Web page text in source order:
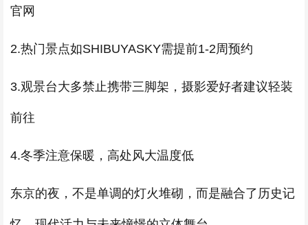
官网
2.热门景点如SHIBUYASKY需提前1-2周预约
3.观景台大多禁止携带三脚架，摄影爱好者建议轻装
前往
4.冬季注意保暖，高处风大温度低
东京的夜，不是单调的灯火堆砌，而是融合了历史记